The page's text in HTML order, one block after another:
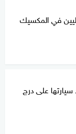
في المكسيك
على درج